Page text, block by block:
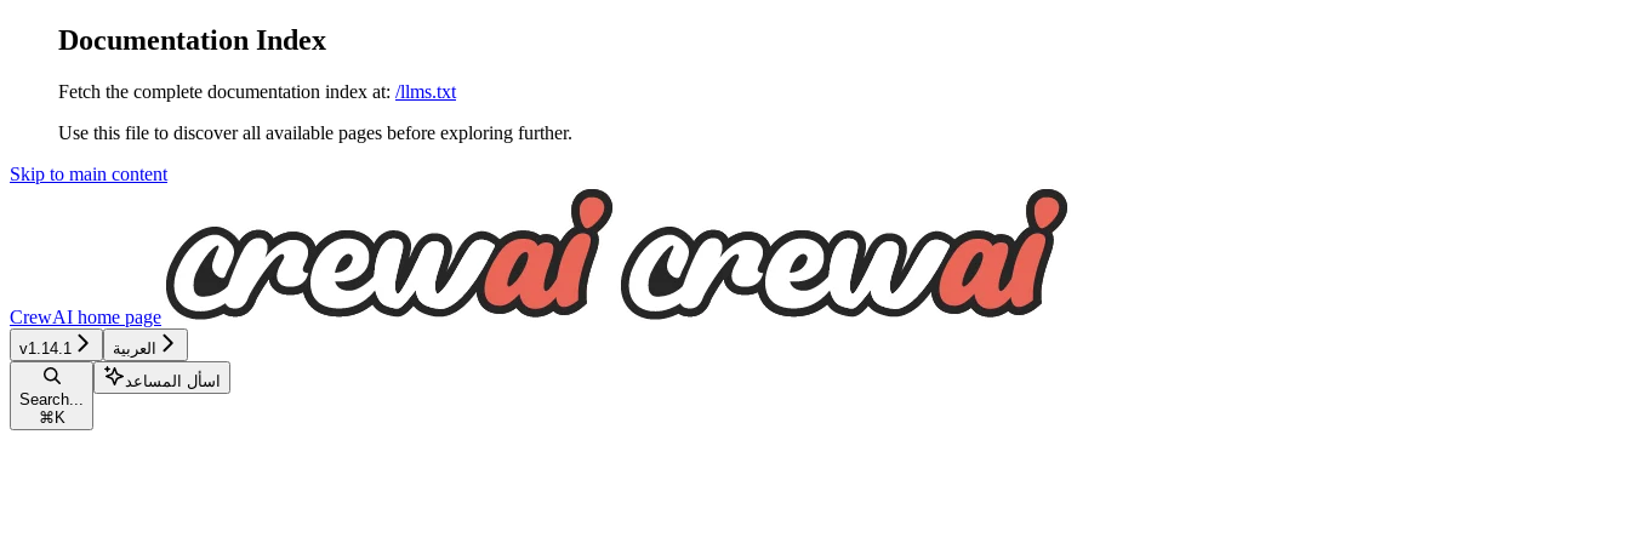
Documentation Index
Fetch the complete documentation index at: /llms.txt
Use this file to discover all available pages before exploring further.
Skip to main content
CrewAI home page
v1.14.1 العربية
Search...
⌘ K
اسأل المساعد